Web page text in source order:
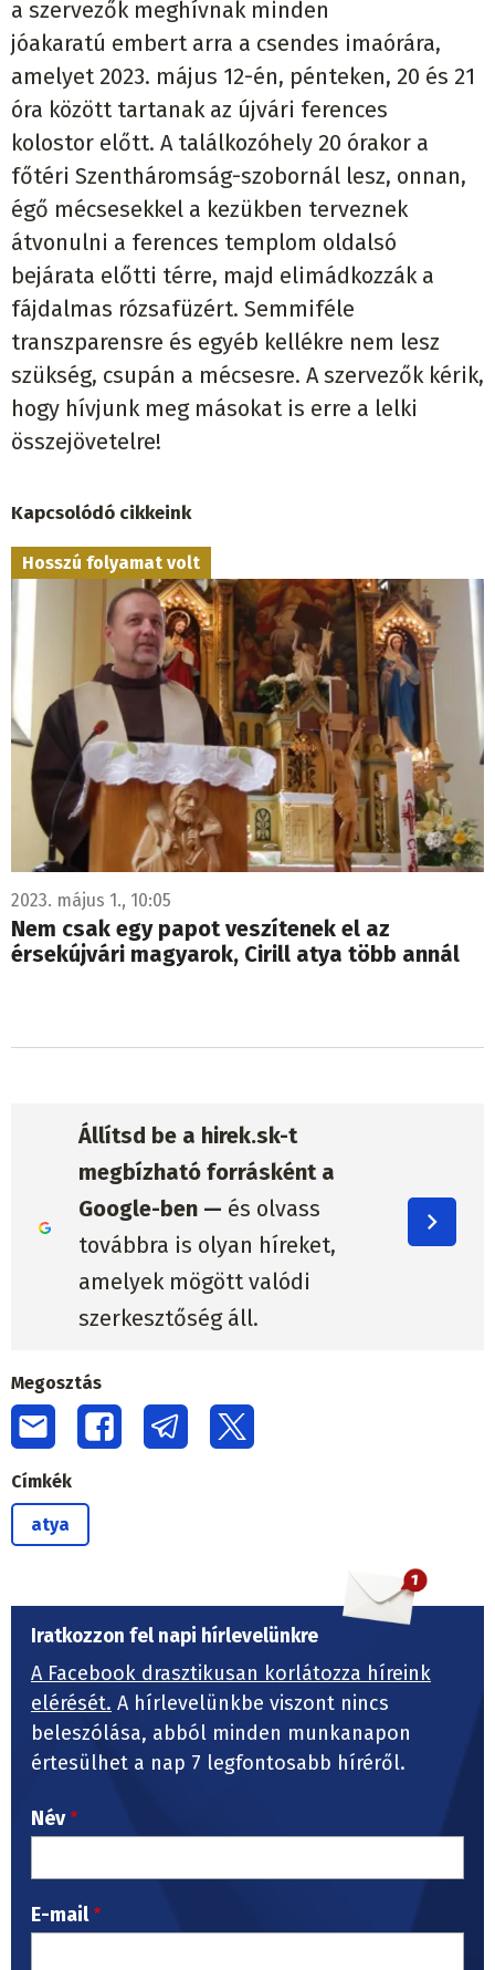
a szervezők meghívnak minden
jóakaratú embert arra a csendes imaórára,
amelyet 2023. május 12-én, pénteken, 20 és 21
óra között tartanak az újvári ferences
kolostor előtt. A találkozóhely 20 órakor a
főtéri Szentháromság-szobornál lesz, onnan,
égő mécsesekkel a kezükben terveznek
átvonulni a ferences templom oldalsó
bejárata előtti térre, majd elimádkozzák a
fájdalmas rózsafüzért. Semmiféle
transzparensre és egyéb kellékre nem lesz
szükség, csupán a mécsesre. A szervezők kérik,
hogy hívjunk meg másokat is erre a lelki
összejövetelre!
Kapcsolódó cikkeink
Hosszú folyamat volt
2023. május 1., 10:05
Nem csak egy papot veszítenek el az
érsekújvári magyarok, Cirill atya több annál
Állítsd be a hirek.sk-t
megbízható forrásként a
Google-ben — és olvass
továbbra is olyan híreket,
amelyek mögött valódi
szerkesztőség áll.
Megosztás
Címkék
atya
Iratkozzon fel napi hírlevelünkre
A Facebook drasztikusan korlátozza híreink
elérését. A hírlevelünkbe viszont nincs
beleszólása, abból minden munkanapon
értesülhet a nap 7 legfontosabb híréről.
Név
E-mail